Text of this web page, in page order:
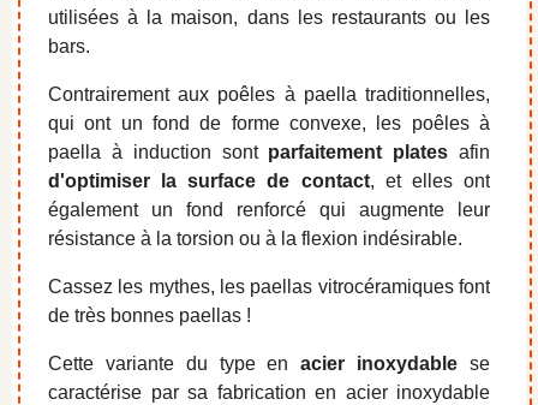
utilisées à la maison, dans les restaurants ou les
bars.
Contrairement aux poêles à paella traditionnelles,
qui ont un fond de forme convexe, les poêles à
paella à induction sont parfaitement plates afin
d'optimiser la surface de contact, et elles ont
également un fond renforcé qui augmente leur
résistance à la torsion ou à la flexion indésirable.
Cassez les mythes, les paellas vitrocéramiques font
de très bonnes paellas !
Cette variante du type enacier inoxydable se
caractérise par sa fabrication en acier inoxydable